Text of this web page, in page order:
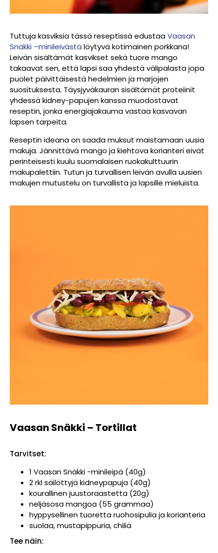
Tuttuja kasviksia tässä reseptissä edustaaVaasan
Snäkki –minileivästä löytyvä kotimainen porkkana!
Leivän sisältämät kasvikset sekä tuore mango
takaavat sen, että lapsi saa yhdestä välipalasta jopa
puolet päivittäisestä hedelmien ja marjojen
suosituksesta. Täysjyväkauran sisältämät proteiinit
yhdessä kidney-papujen kanssa muodostavat
reseptin, jonka energiajakauma vastaa kasvavan
lapsen tarpeita.
Reseptin ideana on saada muksut maistamaan uusia
makuja. Jännittävä mango ja kiehtova korianteri eivät
perinteisesti kuulu suomalaisen ruokakulttuurin
makupalettiin. Tutun ja turvallisen leivän avulla uusien
makujen mutustelu on turvallista ja lapsille mieluista.
Vaasan Snäkki – Tortillat
Tarvitset:
1 Vaasan Snäkki -minileipä (40g)
2 rkl säilöttyjä kidneypapuja (40g)
kourallinen juustoraastetta (20g)
neljäsosa mangoa (55 grammaa)
hyppysellinen tuoretta ruohosipulia ja korianteria
suolaa, mustapippuria, chiliä
Tee näin: